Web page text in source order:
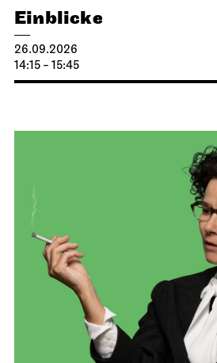
Einblicke
26.09.2026
14:15 - 15:45